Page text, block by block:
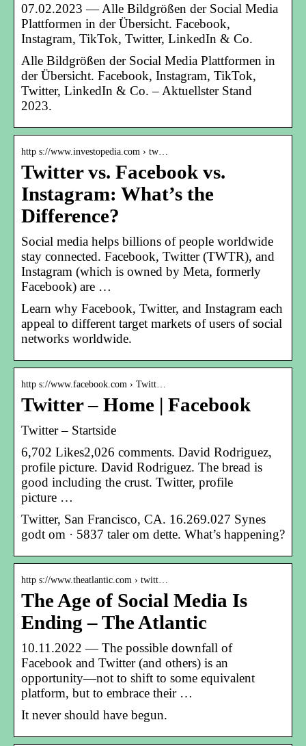
07.02.2023 — Alle Bildgrößen der Social Media
Plattformen in der Übersicht. Facebook,
Instagram, TikTok, Twitter, LinkedIn & Co.
Alle Bildgrößen der Social Media Plattformen in
der Übersicht. Facebook, Instagram, TikTok,
Twitter, LinkedIn & Co. – Aktuellster Stand
2023.
http s://www.investopedia.com › tw…
Twitter vs. Facebook vs.
Instagram: What’s the
Difference?
Social media helps billions of people worldwide
stay connected. Facebook, Twitter (TWTR), and
Instagram (which is owned by Meta, formerly
Facebook) are …
Learn why Facebook, Twitter, and Instagram each
appeal to different target markets of users of social
networks worldwide.
http s://www.facebook.com › Twitt…
Twitter – Home | Facebook
Twitter – Startside
6,702 Likes2,026 comments. David Rodriguez,
profile picture. David Rodriguez. The bread is
good including the crust. Twitter, profile
picture …
Twitter, San Francisco, CA. 16.269.027 Synes
godt om · 5837 taler om dette. What’s happening?
http s://www.theatlantic.com › twitt…
The Age of Social Media Is
Ending – The Atlantic
10.11.2022 — The possible downfall of
Facebook and Twitter (and others) is an
opportunity—not to shift to some equivalent
platform, but to embrace their …
It never should have begun.